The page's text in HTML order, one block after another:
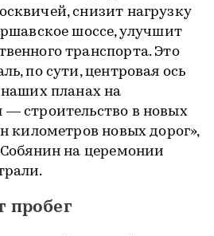
снизит нагрузку
шоссе, улучшит
транспорта. Это
по сути, центровая ось
планах на
строительство в новых
километров новых дорог»,
на церемонии
пробег